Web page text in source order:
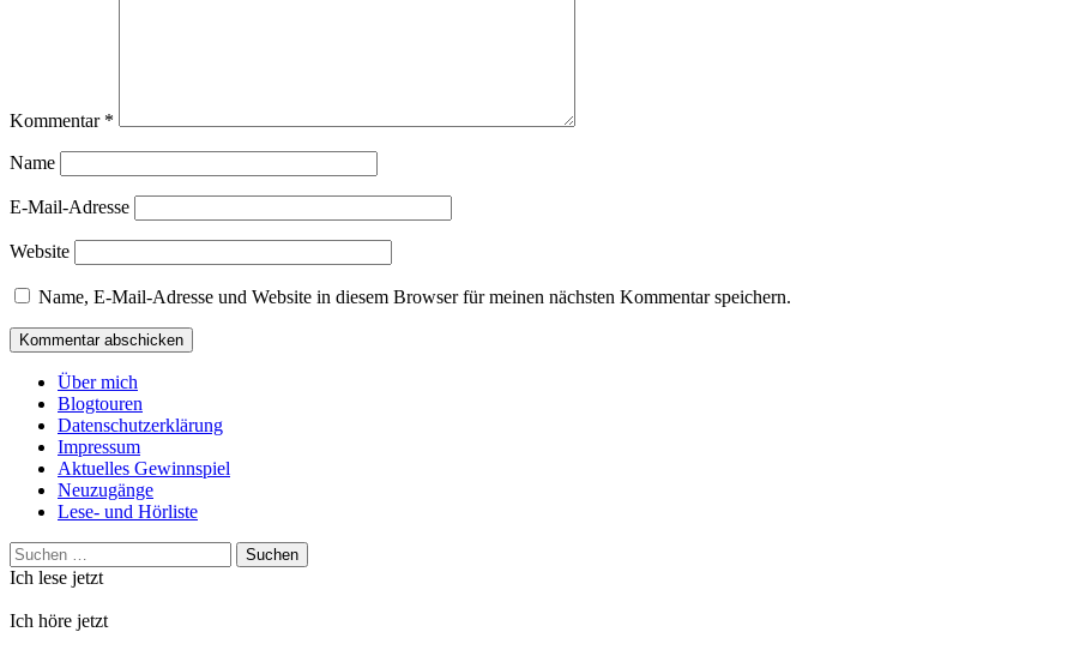
Kommentar *
Name
E-Mail-Adresse
Website
Name, E-Mail-Adresse und Website in diesem Browser für meinen nächsten Kommentar speichern.
Über mich
Blogtouren
Datenschutzerklärung
Impressum
Aktuelles Gewinnspiel
Neuzugänge
Lese- und Hörliste
Suchen
nach:
Ich lese jetzt
Ich höre jetzt